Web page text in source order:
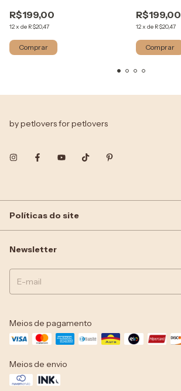
R$199,00
12x de R$20,47
Comprar
R$199,00
12x de R$20,47
Comprar
by petlovers for petlovers
Políticas do site
Newsletter
Meios de pagamento
Meios de envio